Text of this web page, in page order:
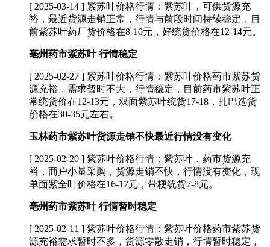
[ 2025-03-14 ] 紫苏叶价格行情：紫苏叶，可供货源充
裕，最近货源走销正常，行情与前段时间持续稳定，目
前紫苏叶药厂货价格在8-10元，好统货价格在12-14元。
亳州药市紫苏叶 行情稳定
[ 2025-02-27 ] 紫苏叶价格行情：紫苏叶价格药市紫苏货
源充裕，需求暂时不大，行情稳定，目前药市紫苏叶正
常统货价在12-13元，双面紫苏叶统货17-18，扎巴选货
价格在30-35元左右。
玉林药市紫苏叶货源走销不快最近行情没有变化
[ 2025-02-20 ] 紫苏叶价格行情：紫苏叶，药市货源充
裕，商户小量采购，货源走销不快，行情没有变化，现
单面紫全叶价格在16-17元，带梗统货7-8元。
亳州药市紫苏叶 行情暂时稳定
[ 2025-02-11 ] 紫苏叶价格行情：紫苏叶价格药市紫苏货
源充裕需求暂时不多，货源零散走销，行情暂时稳定，